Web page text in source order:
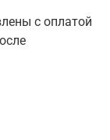
с оплатой